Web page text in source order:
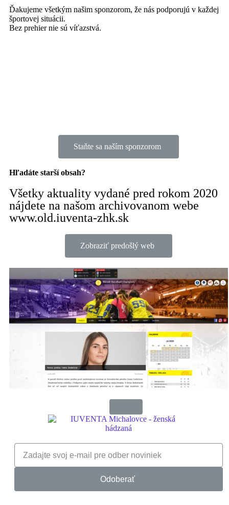
Ďakujeme všetkým našim sponzorom, že nás podporujú v každej
športovej situácii.
Bez prehier nie sú víťazstvá.
Staňte sa naším sponzorom
Hľadáte starší obsah?
Všetky aktuality vydané pred rokom 2020
nájdete na našom archivovanom webe
www.old.iuventa-zhk.sk
Zobraziť predošlý web
Odoberať